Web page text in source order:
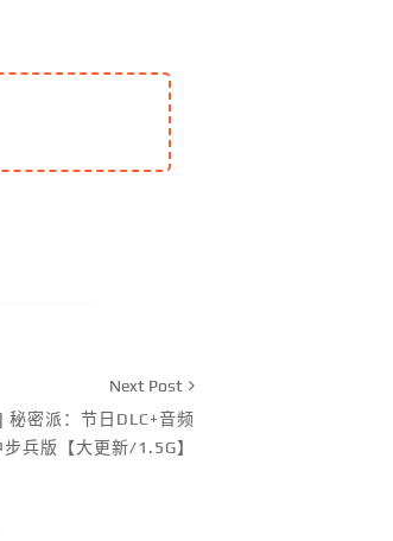
Next Post
密派：节日DLC+音频
步兵版【大更新/1.5G】